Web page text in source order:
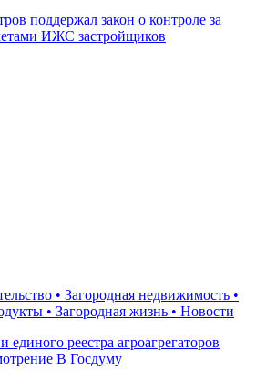
поддержал закон о контроле за
ИЖС застройщиков
• Загородная недвижимость •
• Загородная жизнь • Новости
единого реестра агроагрегаторов
В Госдуму